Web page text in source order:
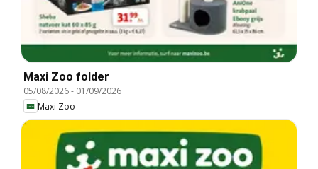
Maxi Zoo folder
05/08/2026- 01/09/2026
Maxi Zoo